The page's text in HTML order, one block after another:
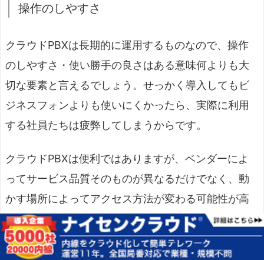
操作のしやすさ
クラウドPBXは長期的に運用するものなので、操作
のしやすさ・使い勝手の良さはある意味何よりも大
切な要素と言えるでしょう。せっかく導入してもビ
ジネスフォンよりも使いにくかったら、実際に利用
する社員たちは疲弊してしまうからです。
クラウドPBXは便利ではありますが、ベンダーによ
ってサービス品質そのものが異なるだけでなく、動
かす場所によってアクセス方法が変わる可能性が高
い無線環境で動かすものであるために、ユーザーの
実際の利用環境によって使い勝手が変わってしまう